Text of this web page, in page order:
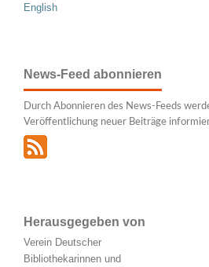
English
News-Feed abonnieren
Durch Abonnieren des News-Feeds
Veröffentlichung neuer Beiträge
Herausgegeben von
Verein Deutscher
Bibliothekarinnen und